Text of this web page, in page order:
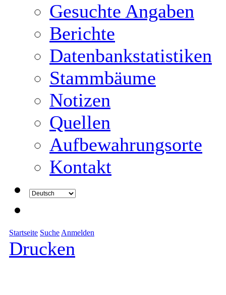
Gesuchte Angaben
Berichte
Datenbankstatistiken
Stammbäume
Notizen
Quellen
Aufbewahrungsorte
Kontakt
Startseite Suche Anmelden
Drucken